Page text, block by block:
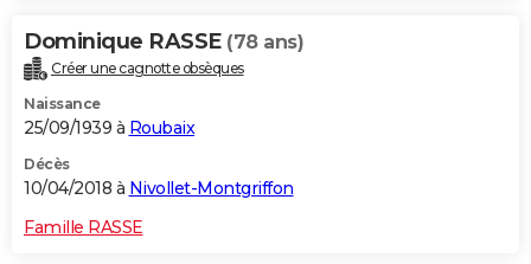
Dominique RASSE (78 ans)
Créer une cagnotte obsèques
Naissance
25/09/1939 à Roubaix
Décès
10/04/2018 à Nivollet-Montgriffon
Famille RASSE